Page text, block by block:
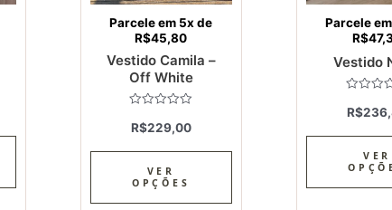
chosen
Parcele em 5x de
R$45,80
Vestido Camila –
Off White
0
R$229,00
VER
OPÇÕES
chosen
Parcele
R$
Vestido
0
R$
VER